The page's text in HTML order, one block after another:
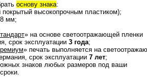
основу знака:
высокопрочным пластиком);
мм;
» на основе светоотражающей пленки
срок эксплуатации 3 года;
» печать выполняется на
срок эксплуатации 7 лет;
знаков любых размеров под ваши